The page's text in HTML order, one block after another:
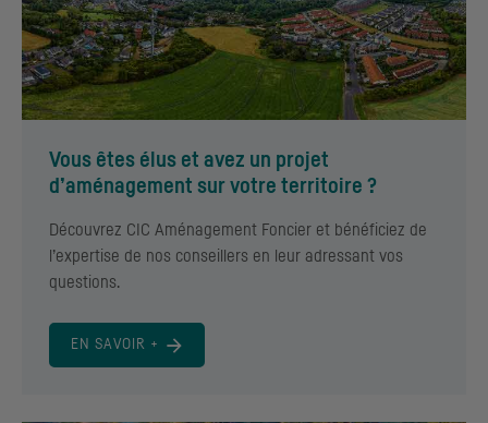
Vous êtes élus et avez un projet
d’aménagement sur votre territoire ?
Découvrez CIC Aménagement Foncier et bénéficiez de
l’expertise de nos conseillers en leur adressant vos
questions.
EN SAVOIR +